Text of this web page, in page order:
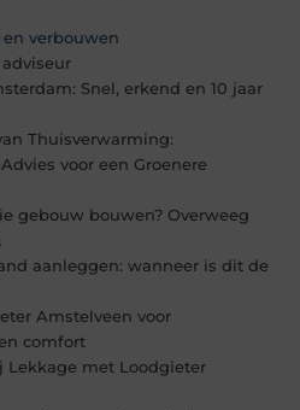
verbouwen
Snel, erkend en 10 jaar
Thuisverwarming:
voor een Groenere
gebouw bouwen? Overweeg
aanleggen: wanneer is dit de
Amstelveen voor
comfort
Lekkage met Loodgieter